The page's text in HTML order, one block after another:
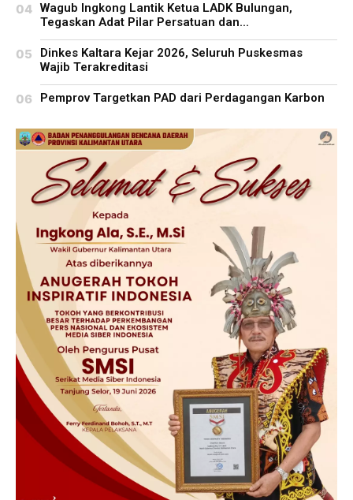
Wagub Ingkong Lantik Ketua LADK Bulungan,
Tegaskan Adat Pilar Persatuan dan...
Dinkes Kaltara Kejar 2026, Seluruh Puskesmas
Wajib Terakreditasi
Pemprov Targetkan PAD dari Perdagangan Karbon